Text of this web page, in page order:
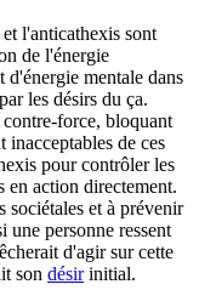
l'anticathexis sont
de l'énergie
d'énergie mentale dans
les désirs du ça.
force, bloquant
inacceptables de ces
pour contrôler les
en action directement.
sociétales et à prévenir
une personne ressent
d'agir sur cette
son désirinitial.